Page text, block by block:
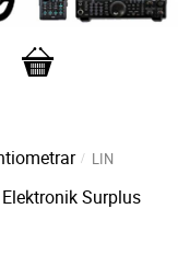
Basket
LIN
Surplus